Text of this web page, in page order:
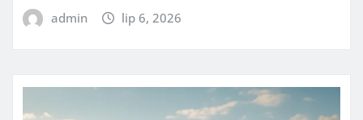
admin lip 6, 2026